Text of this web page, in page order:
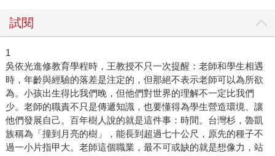
試閱
1
吳依光進修教育學程時，王教授不只一次提醒：老師和學生相遇
時，年齡與經驗的落差是注定的，但那絕不表示老師可以為所欲
為。小孩出生得比我們晚，但他們對世界的理解不一定比我們
少。老師的職責不只是傳遞知識，也要懂得為學生營造環境、讓
他們發展自己。百年樹人說的就是這件事：時間。台灣杉，魯凱
族稱為「撞到月亮的樹」，能長到超過七十公尺，原先的種子不
過一小片指甲大。老師這個職業，最不可或缺的就是想像力，站